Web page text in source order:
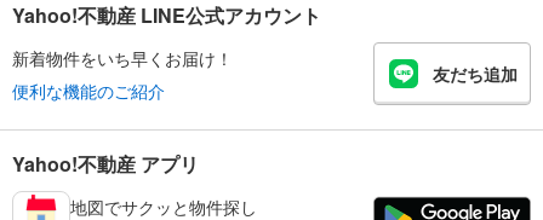
Yahoo!不動産 LINE公式アカウント
新着物件をいち早くお届け！
便利な機能のご紹介
友だち追加
Yahoo!不動産 アプリ
地図でサクッと物件探し